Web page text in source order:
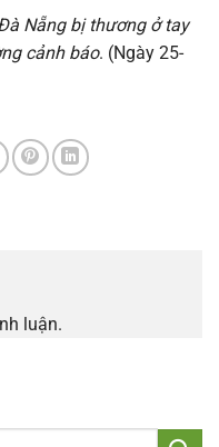
Nẵng bị thương ở tay
cảnh báo. (Ngày 25-
luận.